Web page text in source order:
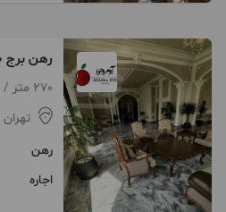
رهن برج 270 متری در ولنجک
270 متر / 3 اتاق / طبقه 10
تهران
رهن
اجاره